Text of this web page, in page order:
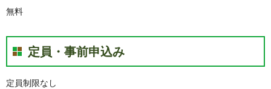
無料
定員・事前申込み
定員制限なし